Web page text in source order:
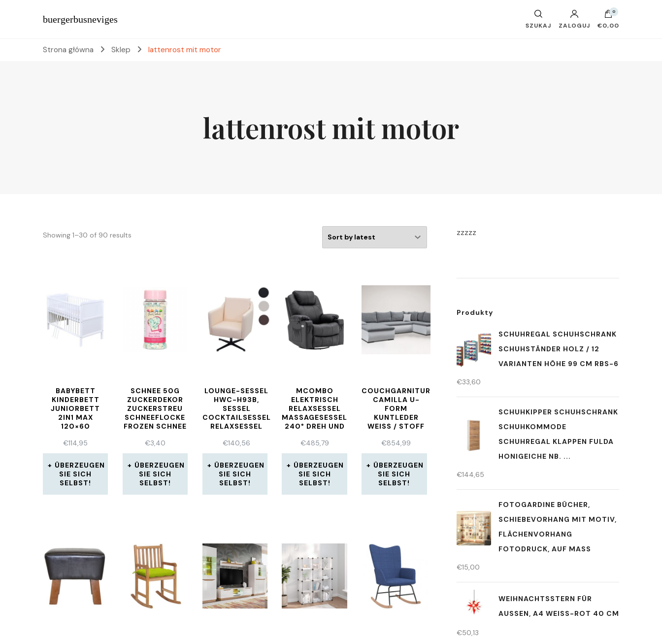
buergerbusneviges
SZUKAJ ZALOGUJ
0
€0,00
Strona główna Sklep lattenrost mit motor
lattenrost mit motor
Showing 1–30 of 90 results
BABYBETT
KINDERBETT
JUNIORBETT
2IN1 MAX
120×60
€114,95
ÜBERZEUGEN
SIE SICH
SELBST!
SCHNEE 50G
ZUCKERDEKOR
ZUCKERSTREU
SCHNEEFLOCKE
FROZEN SCHNEE
FUN
€3,40
ÜBERZEUGEN
SIE SICH
SELBST!
LOUNGE-SESSEL
HWC-H93B,
SESSEL
COCKTAILSESSEL
RELAXSESSEL
REHBAR
€140,56
ÜBERZEUGEN
SIE SICH
SELBST!
MCOMBO
ELEKTRISCH
RELAXSESSEL
MASSAGESESSEL
240° DREH UND
HEIZUNG 7070
€485,79
ÜBERZEUGEN
SIE SICH
SELBST!
COUCHGARNITUR
CAMILLA U-
FORM
KUNTLEDER
WEISS / STOFF
€854,99
ÜBERZEUGEN
SIE SICH
SELBST!
zzzzz
Produkty
SCHUHREGAL SCHUHSCHRANK
SCHUHSTÄNDER HOLZ / 12
VARIANTEN HÖHE 99 CM RBS-6
€33,60
SCHUHKIPPER SCHUHSCHRANK
SCHUHKOMMODE
SCHUHREGAL KLAPPEN FULDA
HONIGEICHE NB. ...
€144,65
FOTOGARDINE BÜCHER,
SCHIEBEVORHANG MIT MOTIV,
FLÄCHENVORHANG
FOTODRUCK, AUF MASS
€15,00
WEIHNACHTSSTERN FÜR
AUSSEN, A4 WEISS-ROT 40 CM
€50,13